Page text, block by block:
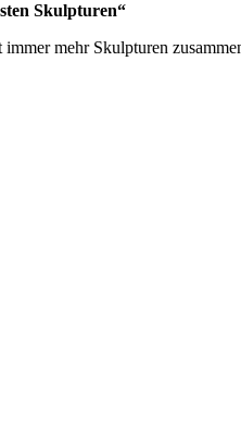
Skulpturen“
mehr Skulpturen